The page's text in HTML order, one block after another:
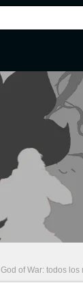
God of War: todos los